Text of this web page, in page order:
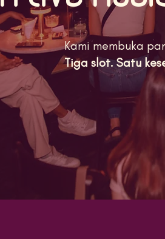
Kami membuka
Tiga slot. Satu